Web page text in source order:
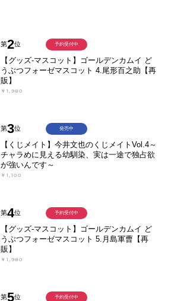
第2位
【グッズ-マスコット】ゴールデンカムイ ど
うぶつフォーゼマスコット 4.尾形百之助【再
販】
￥1,980
予約受付中
第3位
【くじメイト】今井文也のくじメイトVol.4～
チャラめに見える幼馴染、実は一途で独占欲
が強いんです～
￥1,100
発売中
第4位
【グッズ-マスコット】ゴールデンカムイ ど
うぶつフォーゼマスコット 5.月島軍曹【再
販】
￥1,980
予約受付中
第5位 予約受付中